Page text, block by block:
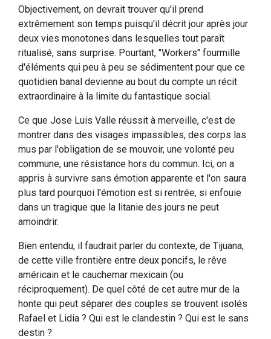
Objectivement, on devrait trouver qu'il prend
extrêmement son temps puisqu'il décrit jour après jour
deux vies monotones dans lesquelles tout paraît
ritualisé, sans surprise. Pourtant, "Workers" fourmille
d'éléments qui peu à peu se sédimentent pour que ce
quotidien banal devienne au bout du compte un récit
extraordinaire à la limite du fantastique social.
Ce que Jose Luis Valle réussit à merveille, c'est de
montrer dans des visages impassibles, des corps las
mus par l'obligation de se mouvoir, une volonté peu
commune, une résistance hors du commun. Ici, on a
appris à survivre sans émotion apparente et l'on saura
plus tard pourquoi l'émotion est si rentrée, si enfouie
dans un tragique que la litanie des jours ne peut
amoindrir.
Bien entendu, il faudrait parler du contexte, de Tijuana,
de cette ville frontière entre deux poncifs, le rêve
américain et le cauchemar mexicain (ou
réciproquement). De quel côté de cet autre mur de la
honte qui peut séparer des couples se trouvent isolés
Rafael et Lidia ? Qui est le clandestin ? Qui est le sans
destin ?